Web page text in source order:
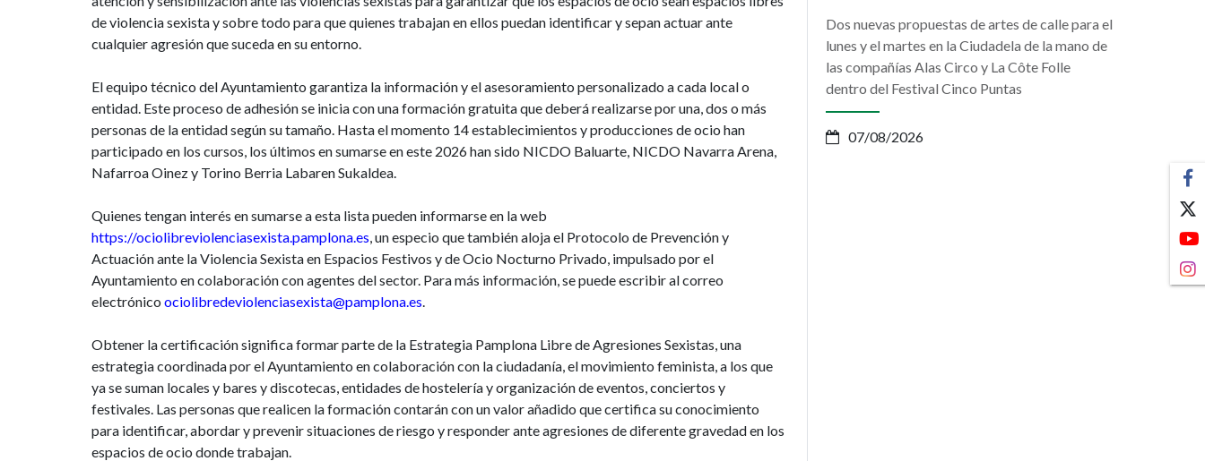
espacios
de
ocio
de violencia sexista y sobre todo para que quienes trabajan en ellos puedan identificar y sepan actuar ante
cualquier agresión que suceda en su entorno.
El equipo técnico del Ayuntamiento garantiza la información y el asesoramiento personalizado a cada local o
entidad. Este proceso de adhesión se inicia con una formación gratuita que deberá realizarse por una, dos o más
personas de la entidad según su tamaño. Hasta el momento 14 establecimientos y producciones de ocio han
participado en los cursos, los últimos en sumarse en este 2026 han sido NICDO Baluarte, NICDO Navarra Arena,
Nafarroa Oinez y Torino Berria Labaren Sukaldea.
Quienes tengan interés en sumarse a esta lista pueden informarse en la web
https://ociolibreviolenciasexista.pamplona.es , un especio que también aloja el Protocolo de Prevención y
Actuación ante la Violencia Sexista en Espacios Festivos y de Ocio Nocturno Privado, impulsado por el
Ayuntamiento en colaboración con agentes del sector. Para más información, se puede escribir al correo
electrónico ociolibredeviolenciasexista@pamplona.es
Obtener la certificación significa formar parte de la Estrategia Pamplona Libre de Agresiones Sexistas, una
estrategia coordinada por el Ayuntamiento en colaboración con la ciudadanía, el movimiento feminista, a los que
ya se suman locales y bares y discotecas, entidades de hostelería y organización de eventos, conciertos y
festivales. Las personas que realicen la formación contarán con un valor añadido que certifica su conocimiento
para identificar, abordar y prevenir situaciones de riesgo y responder ante agresiones de diferente gravedad en los
espacios de ocio donde trabajan.
Dos nuevas propuestas de artes de calle para el
lunes y el martes en la Ciudadela de la mano de
las compañías Alas Circo y La Côte Folle
dentro del Festival Cinco Puntas
07/08/2026